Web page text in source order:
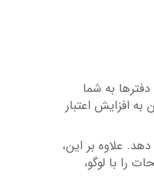
به شما
افزایش اعتبار
علاوه بر این،
را با لوگو،